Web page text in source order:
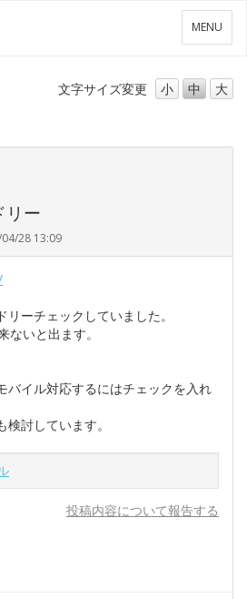
メ
ニ
ー
MENU
文字サイズ変更 小 中 大
リー
28 13:09
ーチェックしていました。
ないと出ます。
バイル対応するにはチェックを入れ
討しています。
投稿内容について報告する